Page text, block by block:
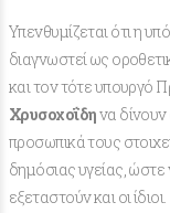
Υπενθυμίζεται ότι η
διαγνωστεί ως
και τον τότε υπουργό
Χρυσοχοΐδηνα
προσωπικά τους
δημόσιας υγείας,
εξεταστούν και οι ίδιοι.